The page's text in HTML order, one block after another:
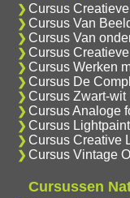
Cursus
Cursus Van
Cursus Van
Cursus
Cursus Werken
Cursus De
Cursus Zwart-wit
Cursus Analoge
Cursus
Cursus Creative
Cursus Vintage
Cursussen